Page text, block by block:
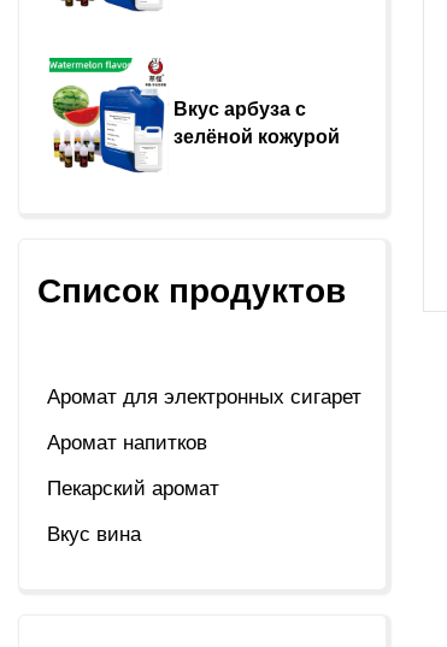
Вкус арбуза с
зелёной кожурой
Список продуктов
Аромат для электронных сигарет
Аромат напитков
Пекарский аромат
Вкус вина